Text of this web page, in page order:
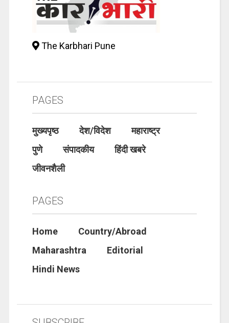
The Karbhari Pune
PAGES
मुख्यपृष्ठ देश/विदेश
महाराष्ट्र
पुणे
संपादकीय
हिंदी खबरे
जीवनशैली
PAGES
Home
Country/Abroad
Maharashtra
Editorial
Hindi News